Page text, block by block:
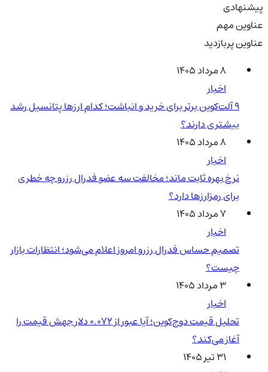
پیشنهادی
عناوین مهم
عناوین پربازدید
۸ مرداد ۱۴۰۵
اخبار
۹ آلت‌کوین برتر برای خرید و انباشت؛ کدام ارزها پتانسیل رشد
بیشتری دارند؟
۸ مرداد ۱۴۰۵
اخبار
نرخ بهره ثابت ماند؛ مخالفت سه عضو فدرال رزرو چه خطری
برای رمزارزها دارد؟
۷ مرداد ۱۴۰۵
اخبار
تصمیم حساس فدرال رزرو امروز اعلام می‌شود؛ انتظارات بازار
چیست؟
۳ مرداد ۱۴۰۵
اخبار
تحلیل قیمت دوج‌کوین؛ آیا عبور از ۰.۰۷۲ دلار جهش قیمت را
آغاز می‌کند؟
۳۱ تیر ۱۴۰۵